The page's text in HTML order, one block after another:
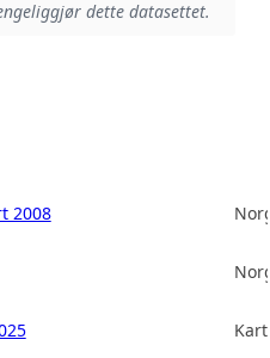
dette datasettet.
2008